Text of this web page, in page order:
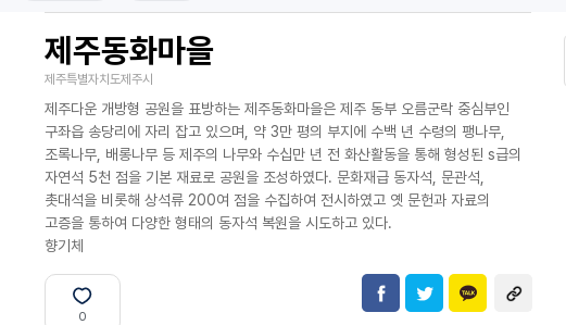
국내맛집
고수의레시피
음식용어사전
제주동화마을
제주특별자치도제주시
제주다운 개방형 공원을 표방하는 제주동화마을은 제주 동부 오름군락 중심부인
구좌읍 송당리에 자리 잡고 있으며, 약 3만 평의 부지에 수백 년 수령의 팽나무,
조록나무, 배롱나무 등 제주의 나무와 수십만 년 전 화산활동을 통해 형성된 s급의
자연석 5천 점을 기본 재료로 공원을 조성하였다. 문화재급 동자석, 문관석,
촛대석을 비롯해 상석류 200여 점을 수집하여 전시하였고 옛 문헌과 자료의
고증을 통하여 다양한 형태의 동자석 복원을 시도하고 있다.
향기체
0